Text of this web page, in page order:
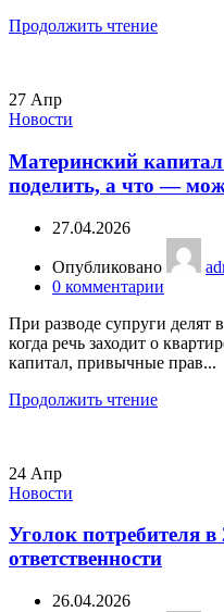
Продолжить чтение
27 Апр
Новости
Материнский капитал
поделить, а что —
27.04.2026
Опубликовано
0 комментарии
При разводе супруги
когда речь заходит о
капитал, привычные прав...
Продолжить чтение
24 Апр
Новости
Уголок потребителя в
ответственности
26.04.2026